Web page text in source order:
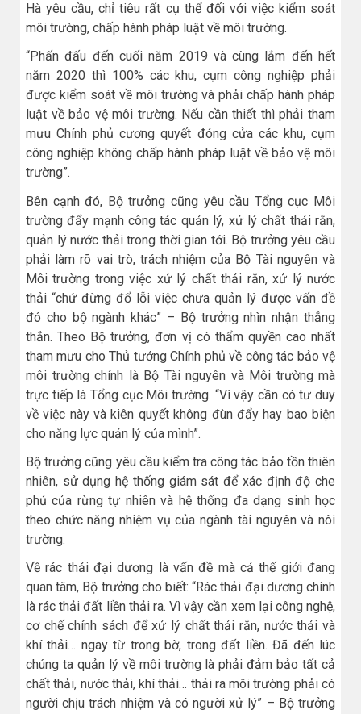
Hà yêu cầu, chỉ tiêu rất cụ thể đối với việc kiểm soát
môi trường, chấp hành pháp luật về môi trường.
“Phấn đấu đến cuối năm 2019 và cùng lắm đến hết
năm 2020 thì 100% các khu, cụm công nghiệp phải
được kiểm soát về môi trường và phải chấp hành pháp
luật về bảo vệ môi trường. Nếu cần thiết thì phải tham
mưu Chính phủ cương quyết đóng cửa các khu, cụm
công nghiệp không chấp hành pháp luật về bảo vệ môi
trường”.
Bên cạnh đó, Bộ trưởng cũng yêu cầu Tổng cục Môi
trường đẩy mạnh công tác quản lý, xử lý chất thải rắn,
quản lý nước thải trong thời gian tới. Bộ trưởng yêu cầu
phải làm rõ vai trò, trách nhiệm của Bộ Tài nguyên và
Môi trường trong việc xử lý chất thải rắn, xử lý nước
thải “chứ đừng đổ lỗi việc chưa quản lý được vấn đề
đó cho bộ ngành khác” – Bộ trưởng nhìn nhận thẳng
thắn. Theo Bộ trưởng, đơn vị có thẩm quyền cao nhất
tham mưu cho Thủ tướng Chính phủ về công tác bảo vệ
môi trường chính là Bộ Tài nguyên và Môi trường mà
trực tiếp là Tổng cục Môi trường. “Vì vậy cần có tư duy
về việc này và kiên quyết không đùn đẩy hay bao biện
cho năng lực quản lý của mình”.
Bộ trưởng cũng yêu cầu kiểm tra công tác bảo tồn thiên
nhiên, sử dụng hệ thống giám sát để xác định độ che
phủ của rừng tự nhiên và hệ thống đa dạng sinh học
theo chức năng nhiệm vụ của ngành tài nguyên và nôi
trường.
Về rác thải đại dương là vấn đề mà cả thế giới đang
quan tâm, Bộ trưởng cho biết: “Rác thải đại dương chính
là rác thải đất liền thải ra. Vì vậy cần xem lại công nghệ,
cơ chế chính sách để xử lý chất thải rắn, nước thải và
khí thải… ngay từ trong bờ, trong đất liền. Đã đến lúc
chúng ta quản lý về môi trường là phải đảm bảo tất cả
chất thải, nước thải, khí thải… thải ra môi trường phải có
người chịu trách nhiệm và có người xử lý” – Bộ trưởng